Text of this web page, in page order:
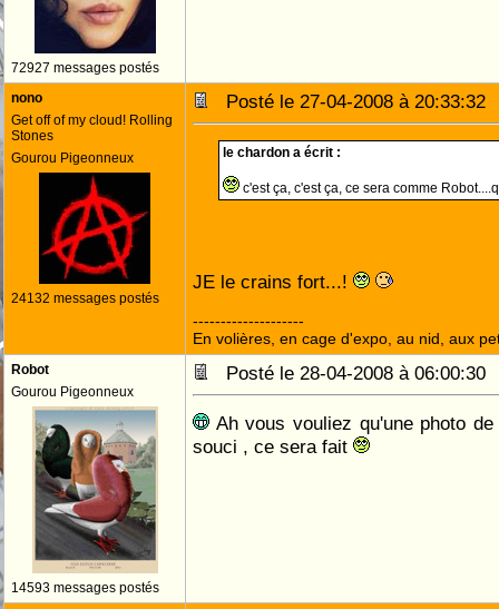
72927 messages postés
nono
Get off of my cloud! Rolling
Stones
Gourou Pigeonneux
24132 messages postés
Posté le 27-04-2008 à
le chardon a écrit :
c'est ça, c'est ça, ce sera comme
JE le crains fort...!
--------------------
En volières, en cage d'expo, au nid, aux
Robot
Gourou Pigeonneux
14593 messages postés
Posté le 28-04-2008 à
Ah vous vouliez qu'une photo
souci , ce sera fait